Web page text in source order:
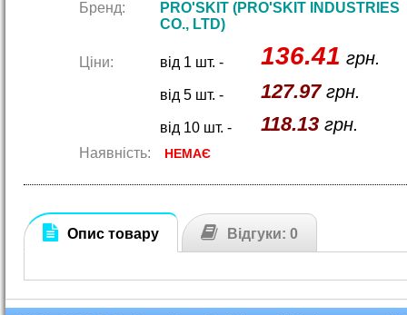
Бренд:
PRO'SKIT (PRO'SKIT INDUSTRIES
CO., LTD)
Ціни: від 1 шт. - 136.41 грн.
від 5 шт. - 127.97грн.
від 10 шт. - 118.13грн.
Наявність: НЕМАЄ
Опис товару Відгуки: 0